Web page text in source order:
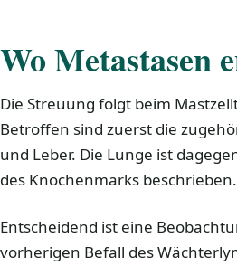
Wo Metastasen
Die Streuung folgt beim
Betroffen sind zuerst die
und Leber. Die Lunge ist
des Knochenmarks beschrieben.
Entscheidend ist eine
vorherigen Befall des